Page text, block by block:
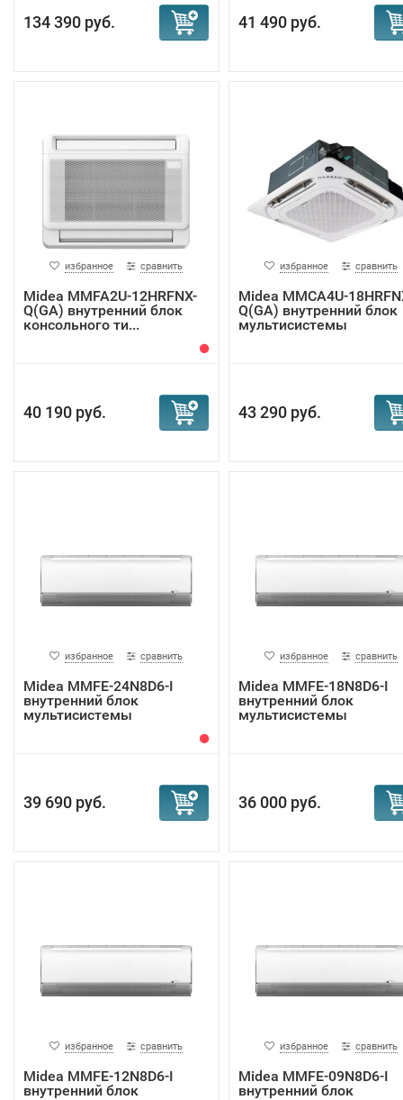
134 390 руб. 41 490 руб.
избранное сравнить
Midea MMFA2U-12HRFNX-
Q(GA) внутренний блок
консольного ти...
40 190 руб.
избранное сравнить
Midea MMCA4U-
Q(GA) внутренний блок
мультисистемы
43 290 руб.
избранное сравнить
Midea MMFE-24N8D6-I
внутренний блок
мультисистемы
39 690 руб.
избранное сравнить
Midea MMFE-18N8D6-I
внутренний блок
мультисистемы
36 000 руб.
избранное сравнить
Midea MMFE-12N8D6-I
внутренний блок
избранное сравнить
Midea MMFE-09N8D6-I
внутренний блок